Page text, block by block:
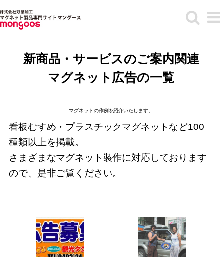
to
content
新商品・サービスのご案内関連
マグネット広告の一覧
マグネットの作例を紹介いたします。
看板むすめ・プラスチックマグネットなど100
種類以上を掲載。
さまざまなマグネット製作に対応しております
ので、是非ご覧ください。